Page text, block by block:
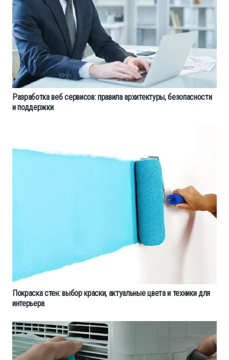
Разработка веб сервисов: правила архитектуры, безопасности
и поддержки
Покраска стен: выбор краски, актуальные цвета и техники для
интерьера